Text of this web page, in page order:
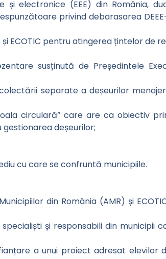
electronice (EEE) din România,
privind debarasarea
ECOTIC pentru atingerea țintelor de
susținută de Președintele
separate a deșeurilor
circulară” care are ca obiectiv
deșeurilor;
cu care se confruntă municipiile.
din România (AMR) și
și responsabili din municipii
a unui proiect adresat elevilor